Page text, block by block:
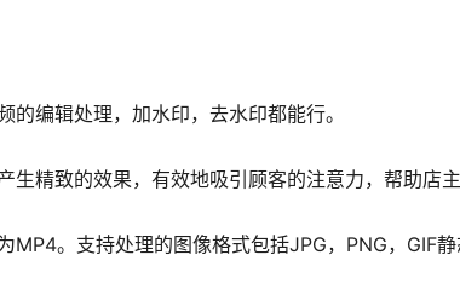
编辑处理，加水印，去水印都能行。
精致的效果，有效地吸引顾客的注意力，帮助店主
。支持处理的图像格式包括JPG，PNG，GIF静